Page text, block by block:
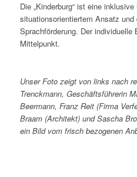
Die „Kinderburg“ ist eine
situationsorientiertem Ansatz und
Sprachförderung. Der
Mittelpunkt.
Unser Foto zeigt von links nach
Trenckmann, Geschäftsführerin
Beermann, Franz Reit (Firma
Braam (Architekt) und Sascha
ein Bild vom frisch bezogenen